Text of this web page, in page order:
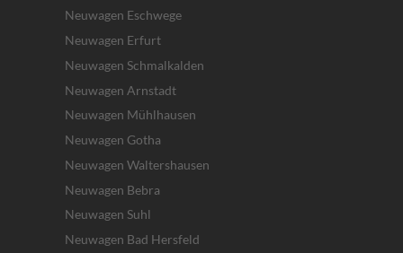
Neuwagen Eschwege
Neuwagen Erfurt
Neuwagen Schmalkalden
Neuwagen Arnstadt
Neuwagen Mühlhausen
Neuwagen Gotha
Neuwagen Waltershausen
Neuwagen Bebra
Neuwagen Suhl
Neuwagen Bad Hersfeld